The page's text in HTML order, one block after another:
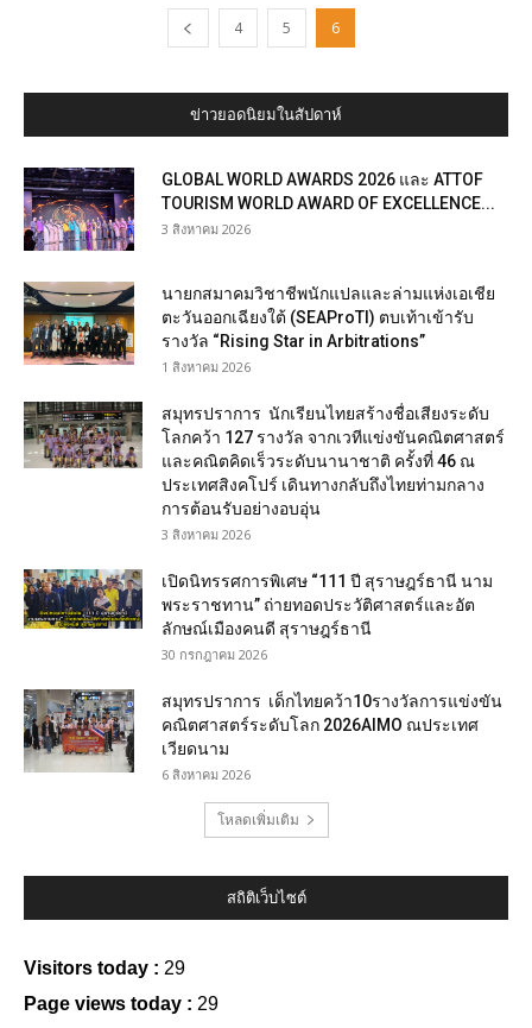
4 5 6
ข่าวยอดนิยมในสัปดาห์
GLOBAL WORLD AWARDS 2026 และ ATTOF
TOURISM WORLD AWARD OF EXCELLENCE...
3 สิงหาคม 2026
นายกสมาคมวิชาชีพนักแปลและล่ามแห่งเอเชีย
ตะวันออกเฉียงใต้ (SEAProTI) ตบเท้าเข้ารับ
รางวัล “Rising Star in Arbitrations”
1 สิงหาคม 2026
สมุทรปราการ นักเรียนไทยสร้างชื่อเสียงระดับ
โลกคว้า 127 รางวัล จากเวทีแข่งขันคณิตศาสตร์
และคณิตคิดเร็วระดับนานาชาติ ครั้งที่ 46 ณ
ประเทศสิงคโปร์ เดินทางกลับถึงไทยท่ามกลาง
การต้อนรับอย่างอบอุ่น
3 สิงหาคม 2026
เปิดนิทรรศการพิเศษ “111 ปี สุราษฎร์ธานี นาม
พระราชทาน” ถ่ายทอดประวัติศาสตร์และอัต
ลักษณ์เมืองคนดี สุราษฎร์ธานี
30 กรกฎาคม 2026
สมุทรปราการ เด็กไทยคว้า10รางวัลการแข่งขัน
คณิตศาสตร์ระดับโลก 2026AIMO ณประเทศ
เวียดนาม
6 สิงหาคม 2026
โหลดเพิ่มเติม
สถิติเว็บไซต์
Visitors today : 29
Page views today : 29